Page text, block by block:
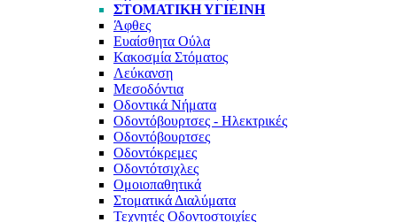
ΣΤΟΜΑΤΙΚΉ ΥΓΙΕΙΝΉ
Άφθες
Ευαίσθητα Ούλα
Κακοσμία Στόματος
Λεύκανση
Μεσοδόντια
Οδοντικά Νήματα
Οδοντόβουρτσες - Ηλεκτρικές
Οδοντόβουρτσες
Οδοντόκρεμες
Οδοντότσιχλες
Ομοιοπαθητικά
Στοματικά Διαλύματα
Τεχνητές Οδοντοστοιχίες